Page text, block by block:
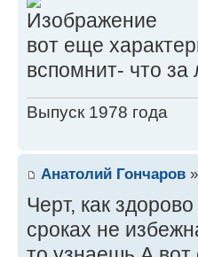
вот еще
вспомнит- что за
Выпуск 1978 года
Анатолий Гончаров
Черт, как
сроках не